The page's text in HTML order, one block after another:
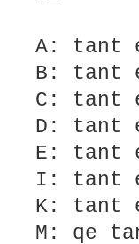
A: tant
B: tant
C: tant
D: tant
E: tant
I: tant
K: tant
M: qe